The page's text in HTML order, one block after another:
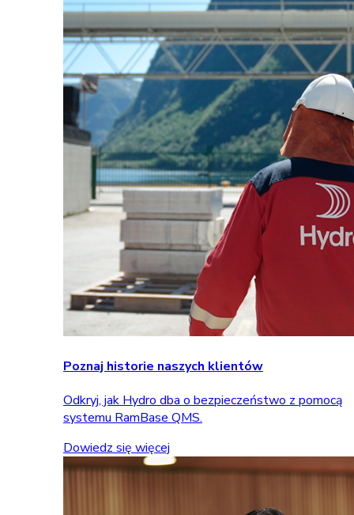
Poznaj historie naszych klientów
Odkryj, jak Hydro dba o bezpieczeństwo z pomocą
systemu RamBase QMS.
Dowiedz się więcej